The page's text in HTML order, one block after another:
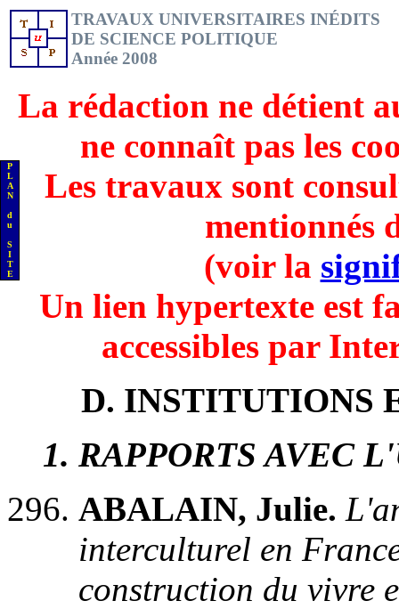
P
L
A
N
d
u
S
I
T
E
TRAVAUX UNIVERSITAIRES INÉDITS
DE SCIENCE POLITIQUE
Année 2008
La rédaction ne détient
ne connaît pas les
Les travaux sont
mentionnés
(voir la
Un lien hypertexte est
accessibles par
D. INSTITUTIONS
1. RAPPORTS AVEC
ABALAIN, Julie.
interculturel en
construction du vivre